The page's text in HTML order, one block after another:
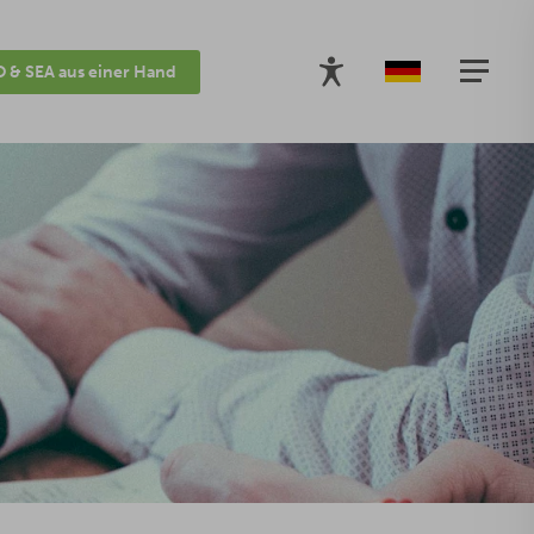
& SEA aus einer Hand